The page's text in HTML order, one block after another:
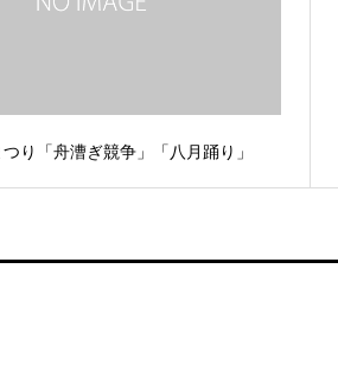
り「舟漕ぎ競争」「八月踊り」